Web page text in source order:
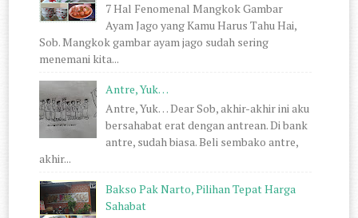
7 Hal Fenomenal Mangkok Gambar
Ayam Jago yang Kamu Harus Tahu Hai,
Sob. Mangkok gambar ayam jago sudah sering
menemani kita...
Antre, Yuk…
Antre, Yuk… Dear Sob, akhir-akhir ini aku
bersahabat erat dengan antrean. Di bank
antre, sudah biasa. Beli sembako antre,
akhir...
Bakso Pak Narto, Pilihan Tepat Harga
Sahabat